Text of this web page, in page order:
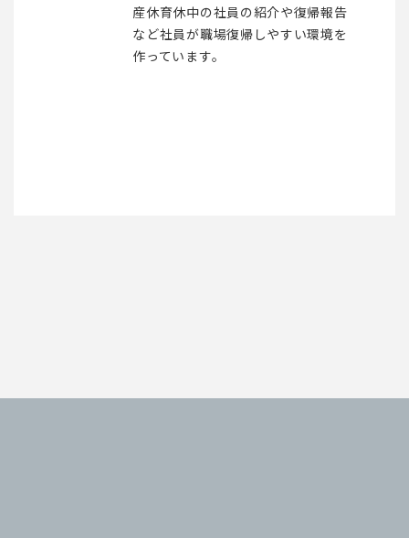
産休育休中の社員の紹介や復帰報告
など社員が職場復帰しやすい環境を
作っています。